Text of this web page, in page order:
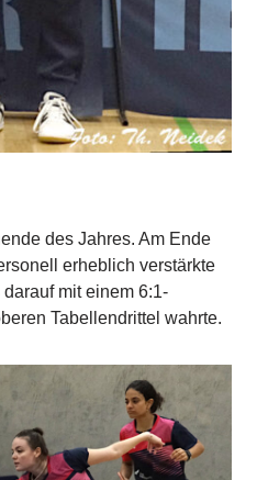
des Jahres. Am Ende
erheblich verstärkte
mit einem 6:1-
Tabellendrittel wahrte.